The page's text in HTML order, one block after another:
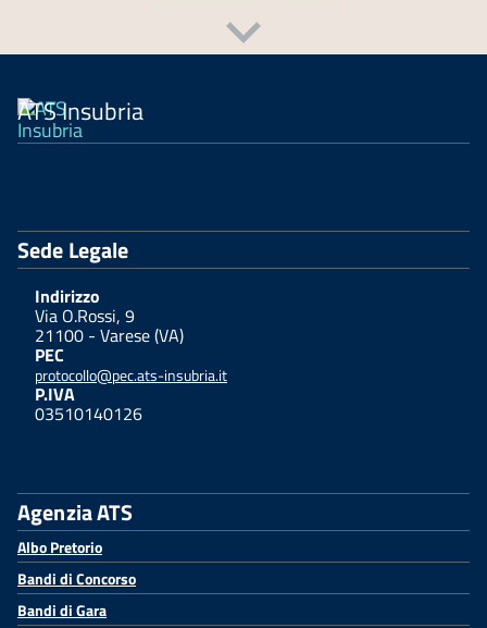
ATS Insubria
Sede Legale
Indirizzo
Via O.Rossi, 9
21100 - Varese (VA)
PEC
protocollo@pec.ats-insubria.it
P.IVA
03510140126
Agenzia ATS
Albo Pretorio
Bandi di Concorso
Bandi di Gara